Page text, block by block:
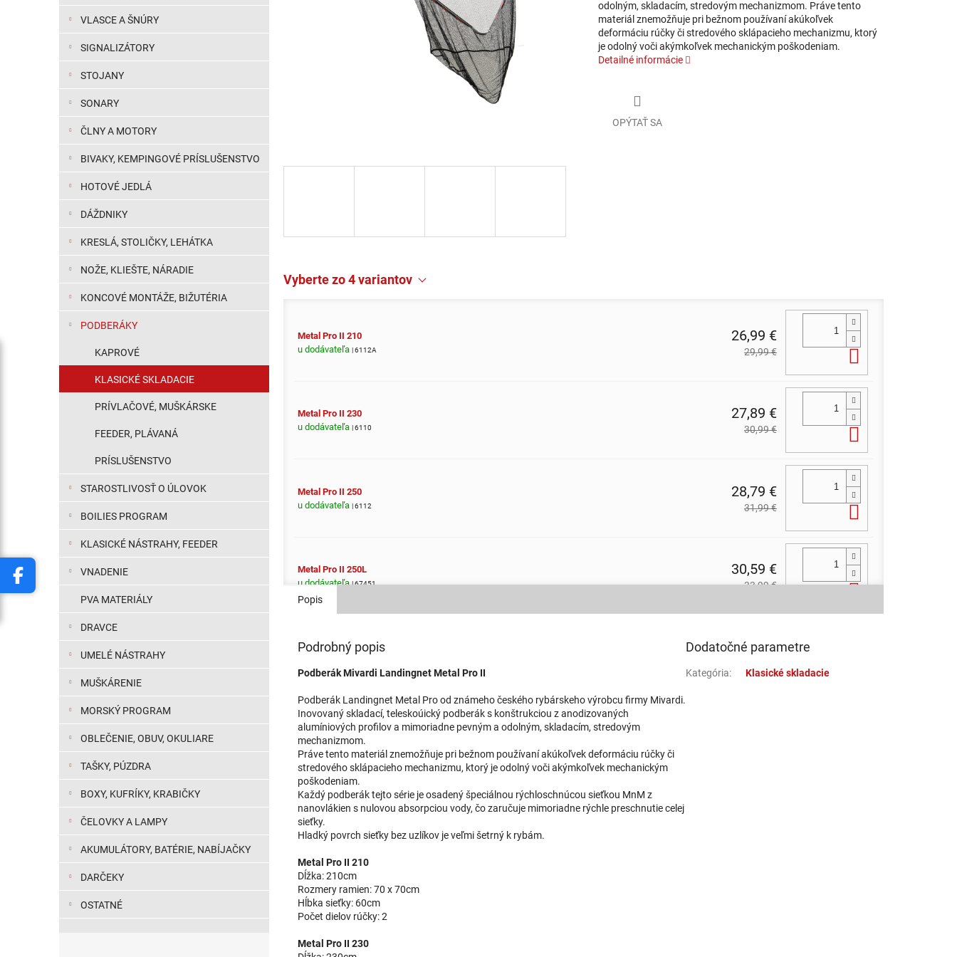
VLASCE A ŠNÚRY
SIGNALIZÁTORY
STOJANY
SONARY
ČLNY A MOTORY
BIVAKY, KEMPINGOVÉ PRÍSLUŠENSTVO
HOTOVÉ JEDLÁ
DÁŽDNIKY
KRESLÁ, STOLIČKY, LEHÁTKA
NOŽE, KLIEŠTE, NÁRADIE
KONCOVÉ MONTÁŽE, BIŽUTÉRIA
PODBERÁKY
KAPROVÉ
KLASICKÉ SKLADACIE
PRÍVLAČOVÉ, MUŠKÁRSKE
FEEDER, PLÁVANÁ
PRÍSLUŠENSTVO
STAROSTLIVOSŤ O ÚLOVOK
BOILIES PROGRAM
KLASICKÉ NÁSTRAHY, FEEDER
VNADENIE
PVA MATERIÁLY
DRAVCE
UMELÉ NÁSTRAHY
MUŠKÁRENIE
MORSKÝ PROGRAM
OBLEČENIE, OBUV, OKULIARE
TAŠKY, PÚZDRA
BOXY, KUFRÍKY, KRABIČKY
ČELOVKY A LAMPY
AKUMULÁTORY, BATÉRIE, NABÍJAČKY
DARČEKY
OSTATNÉ
odolným, skladacím, stredovým mechanizmom. Práve tento
materiál znemožňuje pri bežnom používaní akúkoľvek
deformáciu rúčky či stredového sklápacieho mechanizmu, ktorý
je odolný voči akýmkoľvek mechanickým poškodeniam.
Detailné informácie
OPÝTAŤ SA
Vyberte zo 4 variantov
Metal Pro II 210
u dodávateľa | 6112A
26,99 €
29,99 €
Metal Pro II 230
u dodávateľa | 6110
27,89 €
30,99 €
Metal Pro II 250
u dodávateľa | 6112
28,79 €
31,99 €
Metal Pro II 250L
u dodávateľa| 67451
30,59 €
33,99 € Do košíka
Popis
Podrobný popis
Podberák Mivardi Landingnet Metal Pro II
Podberák Landingnet Metal Pro od známeho českého rybárskeho výrobcu firmy Mivardi.
Inovovaný skladací, teleskoúický podberák s konštrukciou z anodizovaných
alumíniových profilov a mimoriadne pevným a odolným, skladacím, stredovým
mechanizmom.
Práve tento materiál znemožňuje pri bežnom používaní akúkoľvek deformáciu rúčky či
stredového sklápacieho mechanizmu, ktorý je odolný voči akýmkoľvek mechanickým
poškodeniam.
Každý podberák tejto série je osadený špeciálnou rýchloschnúcou sieťkou MnM z
nanovlákien s nulovou absorpciou vody, čo zaručuje mimoriadne rýchle preschnutie celej
sieťky.
Hladký povrch sieťky bez uzlíkov je veľmi šetrný k rybám.
Metal Pro II 210
Dĺžka: 210cm
Rozmery ramien: 70 x 70cm
Hĺbka sieťky: 60cm
Počet dielov rúčky: 2
Metal Pro II 230
Dodatočné parametre
Kategória: Klasické skladacie